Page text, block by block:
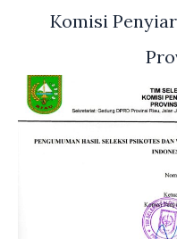
Komisi